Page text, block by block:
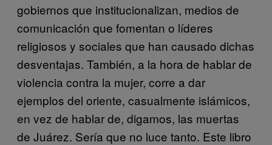
gobiernos que institucionalizan, medios de
comunicación que fomentan o líderes
religiosos y sociales que han causado dichas
desventajas. También, a la hora de hablar de
violencia contra la mujer, corre a dar
ejemplos del oriente, casualmente islámicos,
en vez de hablar de, digamos, las muertas
de Juárez. Sería que no luce tanto. Este libro